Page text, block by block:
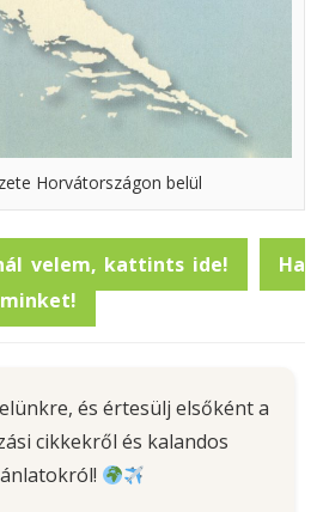
Horvátországon belül
velem, kattints ide!
Ha
és értesülj elsőként a
cikkekről és kalandos